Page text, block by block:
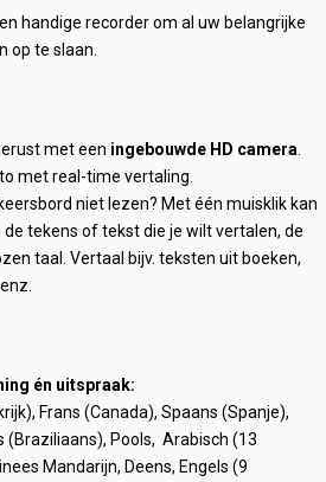
handige recorder om al uw belangrijke
op te slaan.
met een ingebouwde HD camera
met real-time vertaling.
niet lezen? Met één muisklik kan
tekens of tekst die je wilt vertalen, de
taal. Vertaal bijv. teksten uit boeken,
én uitspraak:
Frans (Canada), Spaans (Spanje),
(Braziliaans), Pools, Arabisch (13
Mandarijn, Deens, Engels (9